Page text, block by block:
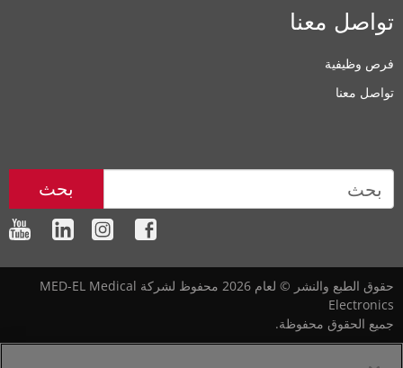
تواصل معنا
فرص وظيفية
تواصل معنا
بحث
حقوق الطبع والنشر © لعام 2026 محفوظ لشركة MED-EL Medical
Electronics
جميع الحقوق محفوظة.